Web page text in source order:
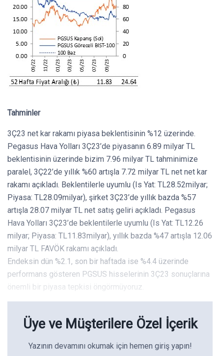
Tahminler
3Ç23 net kar rakamı piyasa beklentisinin %12 üzerinde.
Pegasus Hava Yolları 3Ç23’de piyasanın 6.89 milyar TL
beklentisinin üzerinde bizim 7.96 milyar TL tahminimize
paralel, 3Ç22’de yıllık %60 artışla 7.72 milyar TL net net kar
rakamı açıkladı. Beklentilerle uyumlu (Is Yat: TL28.52milyar;
Piyasa: TL28.09milyar), şirket 3Ç23’de yıllık bazda %57
artışla 28.07 milyar TL net satış geliri açıkladı. Pegasus
Hava Yolları 3Ç23’de beklentilerle uyumlu (Is Yat: TL12.26
milyar; Piyasa: TL11.83milyar), yıllık bazda %47 artışla 12.06
milyar TL FAVÖK rakamı açıkladı.
Endeksin dün %2.1, son bir haftada ise %4.4 üzerinde
performans gösteren PGSUS hisselerinin 3Ç23 sonuçlarına
önemli bir piyasa tepkisi öngörmüyoruz.
Üye ve Müşterilere Özel İçerik
Yazının devamını okumak için hemen giriş yapın!